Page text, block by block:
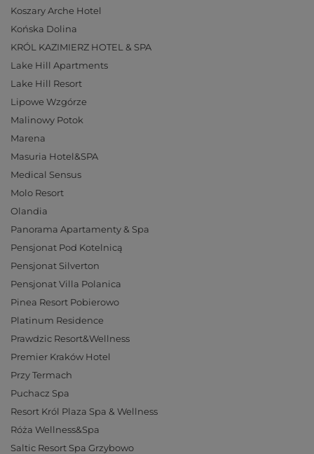
Koszary Arche Hotel
Końska Dolina
KRÓL KAZIMIERZ HOTEL & SPA
Lake Hill Apartments
Lake Hill Resort
Lipowe Wzgórze
Malinowy Potok
Marena
Masuria Hotel&SPA
Medical Sensus
Molo Resort
Olandia
Panorama Apartamenty & Spa
Pensjonat Pod Kotelnicą
Pensjonat Silverton
Pensjonat Villa Polanica
Pinea Resort Pobierowo
Platinum Residence
Prawdzic Resort&Wellness
Premier Kraków Hotel
Przy Termach
Puchacz Spa
Resort Król Plaza Spa & Wellness
Róża Wellness&Spa
Saltic Resort Spa Grzybowo